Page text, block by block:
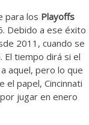
para los Playoffs
Debido a ese éxito
2011, cuando se
tiempo dirá si el
aquel, pero lo que
el papel, Cincinnati
jugar en enero